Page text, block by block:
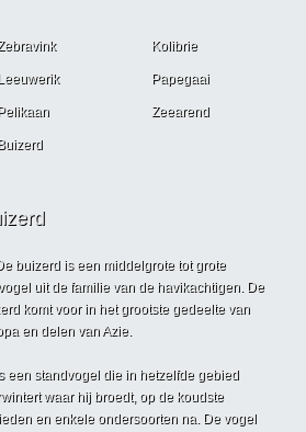
Kolibrie
Leeuwerik Papegaai
Pelikaan Zeearend
Buizerd
buizerd is een middelgrote tot grote
uit de familie van de havikachtigen. De
komt voor in het grootste gedeelte van
en delen van Azie.
een standvogel die in hetzelfde gebied
waar hij broedt, op de koudste
en enkele ondersoorten na. De vogel